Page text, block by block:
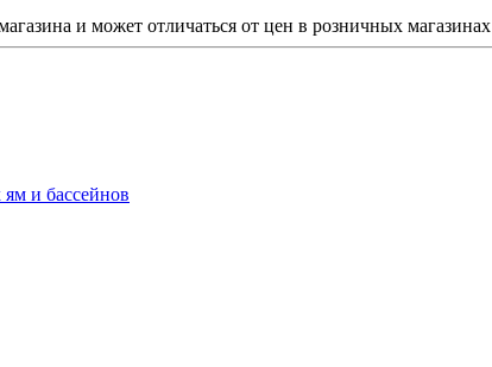
и может отличаться от цен в розничных магазинах
и бассейнов